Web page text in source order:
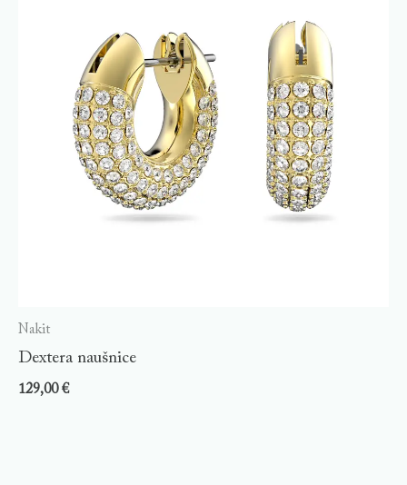
Nakit
Dextera naušnice
129,00€